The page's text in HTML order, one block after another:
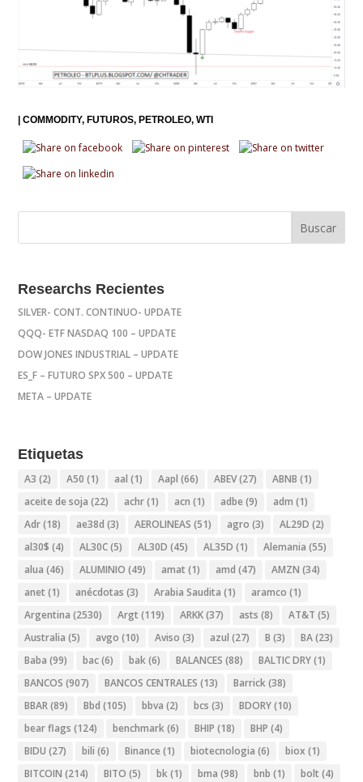
|COMMODITY FUTUROS PETROLEO WTI
Researchs Recientes
SILVER- CONT. CONTINUO- UPDATE
QQQ- ETF NASDAQ 100 – UPDATE
DOW JONES INDUSTRIAL – UPDATE
ES_F – FUTURO SPX 500 – UPDATE
META – UPDATE
Etiquetas
A3 (2) A50 (1) aal (1) Aapl (66) ABEV(27) ABNB (1)
aceite de soja (22) achr(1) acn (1) adbe (9) adm (1)
Adr(18) ae38d (3) AEROLINEAS (51) agro (3) AL29D (2)
al30$ (4) AL30C(5) AL30D (45) AL35D (1) Alemania (55)
alua (46) ALUMINIO (49) amat (1) amd (47) AMZN (34)
anet (1) anécdotas (3) Arabia Saudita (1) aramco (1)
Argentina (2530) Argt (119) ARKK(37) asts (8) AT&T (5)
Australia (5) avgo (10) Aviso (3) azul (27) B (3) BA(23)
Baba (99) bac(6) bak(6) BALANCES (88) BALTIC DRY(1)
BANCOS (907) BANCOS CENTRALES (13) Barrick(38)
BBAR(89) Bbd (105) bbva (2) bcs (3) BDORY(10)
bear flags (124) benchmark(6) BHIP (18) BHP (4)
BIDU (27) bili (6) Binance (1) biotecnologia (6) biox (1)
BITCOIN (214) BITO (5) bk(1) bma (98) bnb (1) bolt (4)